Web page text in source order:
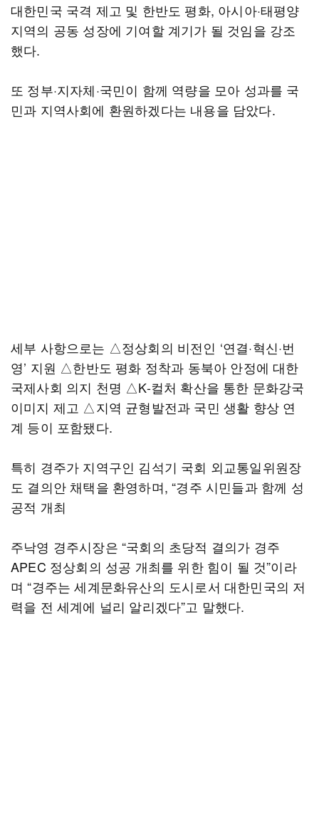
대한민국 국격 제고 및 한반도 평화, 아시아·태평양
지역의 공동 성장에 기여할 계기가 될 것임을 강조
했다.
또 정부·지자체·국민이 함께 역량을 모아 성과를 국
민과 지역사회에 환원하겠다는 내용을 담았다.
세부 사항으로는 △정상회의 비전인 ‘연결·혁신·번
영’ 지원 △한반도 평화 정착과 동북아 안정에 대한
국제사회 의지 천명 △K-컬처 확산을 통한 문화강국
이미지 제고 △지역 균형발전과 국민 생활 향상 연
계 등이 포함됐다.
특히 경주가 지역구인 김석기 국회 외교통일위원장
도 결의안 채택을 환영하며, “경주 시민들과 함께 성
공적 개최
주낙영 경주시장은 “국회의 초당적 결의가 경주
APEC 정상회의 성공 개최를 위한 힘이 될 것”이라
며 “경주는 세계문화유산의 도시로서 대한민국의 저
력을 전 세계에 널리 알리겠다”고 말했다.